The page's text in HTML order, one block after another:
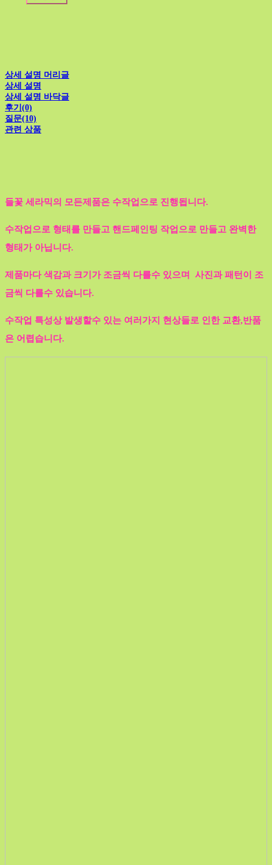
상세 설명 머리글
상세 설명
상세 설명 바닥글
후기(0)
질문(10)
관련 상품
들꽃 세라믹의 모든제품은 수작업으로 진행됩니다.
수작업으로 형태를 만들고 핸드페인팅 작업으로 만들고 완벽한
형태가 아닙니다.
제품마다 색감과 크기가 조금씩 다를수 있으며 사진과 패턴이 조
금씩 다를수 있습니다.
수작업 특성상 발생할수 있는 여러가지 현상들로 인한 교환,반품
은 어렵습니다.